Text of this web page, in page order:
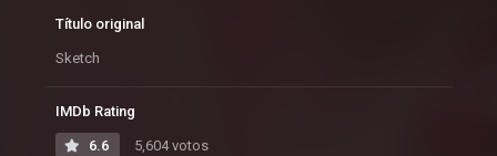
Título original
Sketch
IMDb Rating
6.6 5,604 votos